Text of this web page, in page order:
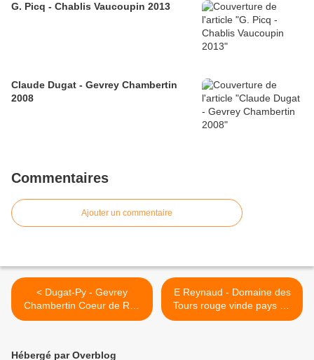
G. Picq - Chablis Vaucoupin 2013
Claude Dugat - Gevrey Chambertin
2008
Commentaires
Ajouter un commentaire
< Dugat-Py - Gevrey
Chambertin Coeur de Roy
1999
E Reynaud - Domaine des
Tours rouge vinde pays du
vaucluse 06 >
Hébergé par Overblog